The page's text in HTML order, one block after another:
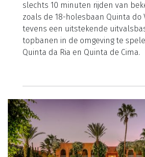
slechts 10 minuten rijden van
zoals de 18-holesbaan Quinta do
tevens een uitstekende
topbanen in de omgeving te
Quinta da Ria en Quinta de Cima.